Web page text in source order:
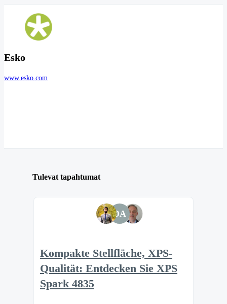
Esko
www.esko.com
Tulevat tapahtumat
DA
Kompakte Stellfläche, XPS-
Qualität: Entdecken Sie XPS
Spark 4835